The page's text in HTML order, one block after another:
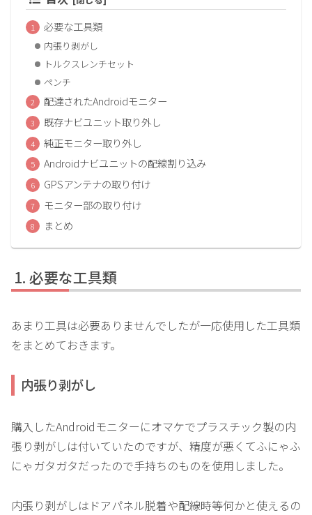
必要な工具類
内張り剥がし
トルクスレンチセット
ペンチ
配達されたAndroidモニター
既存ナビユニット取り外し
純正モニター取り外し
Androidナビユニットの配線割り込み
GPSアンテナの取り付け
モニター部の取り付け
まとめ
必要な工具類
あまり工具は必要ありませんでしたが一応使用した工具類
をまとめておきます。
内張り剥がし
購入したAndroidモニターにオマケでプラスチック製の内
張り剥がしは付いていたのですが、精度が悪くてふにゃふ
にゃガタガタだったので手持ちのものを使用しました。
内張り剥がしはドアパネル脱着や配線時等何かと使えるの